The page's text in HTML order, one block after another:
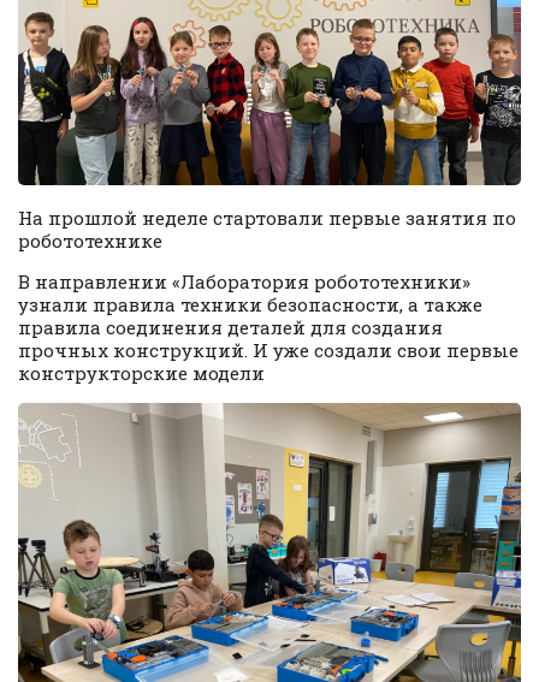
На прошлой неделе стартовали первые занятия по
робототехнике
В направлении «Лаборатория робототехники»
узнали правила техники безопасности, а также
правила соединения деталей для создания
прочных конструкций. И уже создали свои первые
конструкторские модели